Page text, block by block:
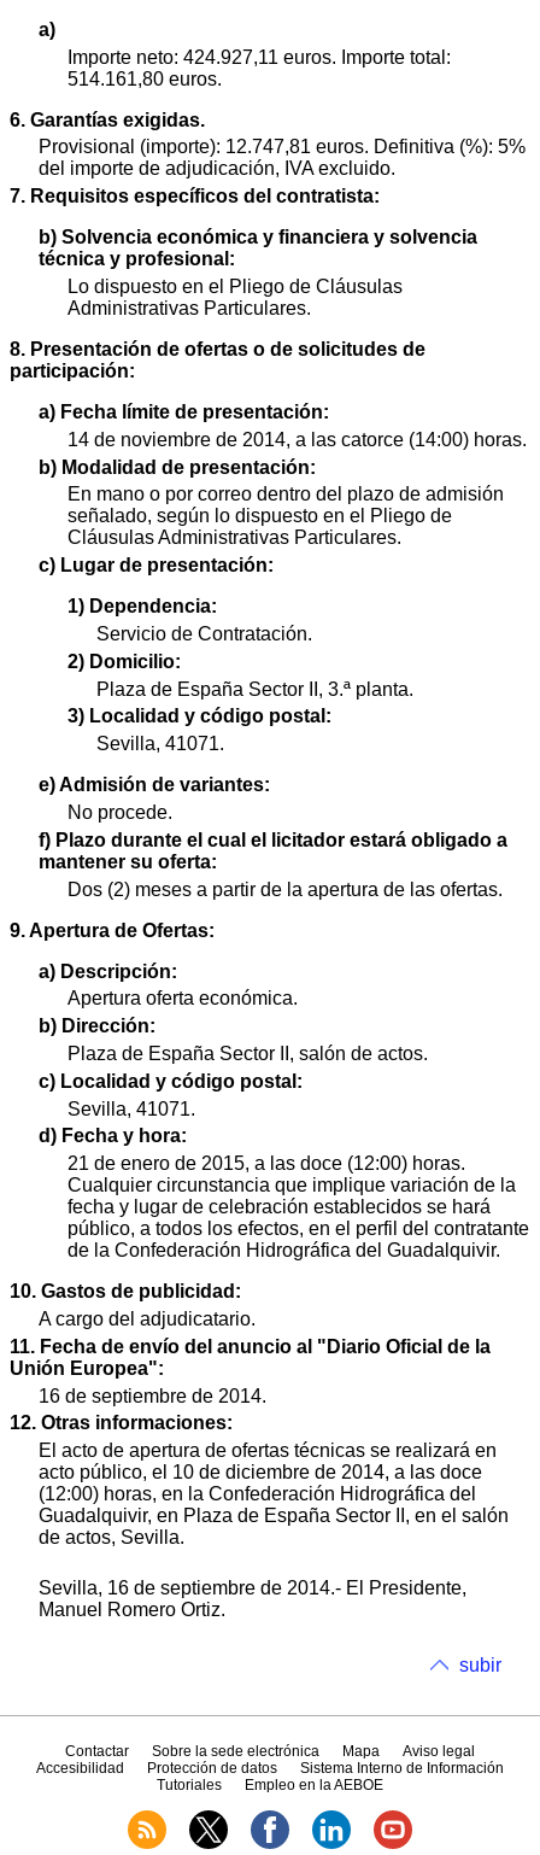
a)
Importe neto: 424.927,11 euros. Importe total:
514.161,80 euros.
6. Garantías exigidas.
Provisional (importe): 12.747,81 euros. Definitiva (%): 5%
del importe de adjudicación, IVA excluido.
7. Requisitos específicos del contratista:
b) Solvencia económica y financiera y solvencia
técnica y profesional:
Lo dispuesto en el Pliego de Cláusulas
Administrativas Particulares.
8. Presentación de ofertas o de solicitudes de
participación:
a) Fecha límite de presentación:
14 de noviembre de 2014, a las catorce (14:00) horas.
b) Modalidad de presentación:
En mano o por correo dentro del plazo de admisión
señalado, según lo dispuesto en el Pliego de
Cláusulas Administrativas Particulares.
c) Lugar de presentación:
1) Dependencia:
Servicio de Contratación.
2) Domicilio:
Plaza de España Sector II, 3.ª planta.
3) Localidad y código postal:
Sevilla, 41071.
e) Admisión de variantes:
No procede.
f) Plazo durante el cual el licitador estará obligado a
mantener su oferta:
Dos (2) meses a partir de la apertura de las ofertas.
9. Apertura de Ofertas:
a) Descripción:
Apertura oferta económica.
b) Dirección:
Plaza de España Sector II, salón de actos.
c) Localidad y código postal:
Sevilla, 41071.
d) Fecha y hora:
21 de enero de 2015, a las doce (12:00) horas.
Cualquier circunstancia que implique variación de la
fecha y lugar de celebración establecidos se hará
público, a todos los efectos, en el perfil del contratante
de la Confederación Hidrográfica del Guadalquivir.
10. Gastos de publicidad:
A cargo del adjudicatario.
11. Fecha de envío del anuncio al "Diario Oficial de la
Unión Europea":
16 de septiembre de 2014.
12. Otras informaciones:
El acto de apertura de ofertas técnicas se realizará en
acto público, el 10 de diciembre de 2014, a las doce
(12:00) horas, en la Confederación Hidrográfica del
Guadalquivir, en Plaza de España Sector II, en el salón
de actos, Sevilla.
Sevilla, 16 de septiembre de 2014.- El Presidente,
Manuel Romero Ortiz.
subir
Contactar Sobre la sede electrónica Mapa
Aviso legal
Accesibilidad
Protección de datos
Sistema Interno de Información
Tutoriales
Empleo en la AEBOE